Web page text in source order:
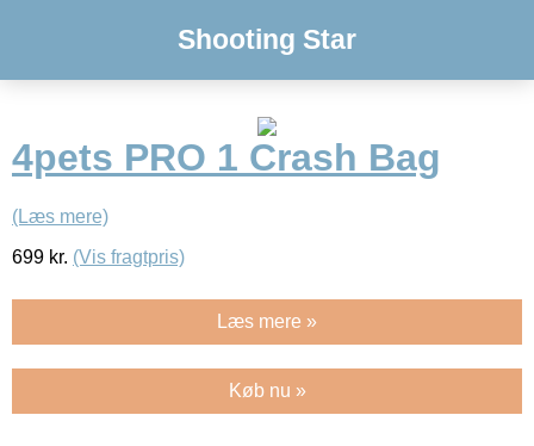
Shooting Star
4pets PRO 1 Crash Bag
(Læs mere)
699 kr. (Vis fragtpris)
Læs mere »
Køb nu »